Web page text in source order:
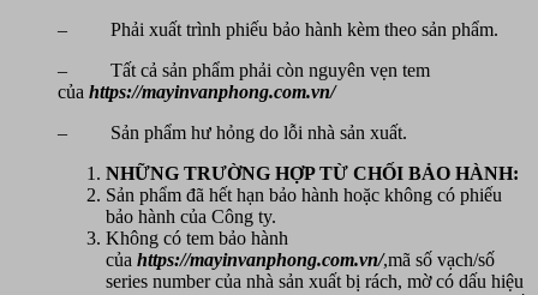
– Phải xuất trình phiếu bảo hành kèm theo sản phẩm.
– Tất cả sản phẩm phải còn nguyên vẹn tem
của https://mayinvanphong.com.vn/
– Sản phẩm hư hỏng do lỗi nhà sản xuất.
NHỮNG TRƯỜNG HỢP TỪ CHỐI BẢO HÀNH:
Sản phẩm đã hết hạn bảo hành hoặc không có phiếu
bảo hành của Công ty.
Không có tem bảo hành
của https://mayinvanphong.com.vn/,mã số vạch/số
series number của nhà sản xuất bị rách, mờ có dấu hiệu